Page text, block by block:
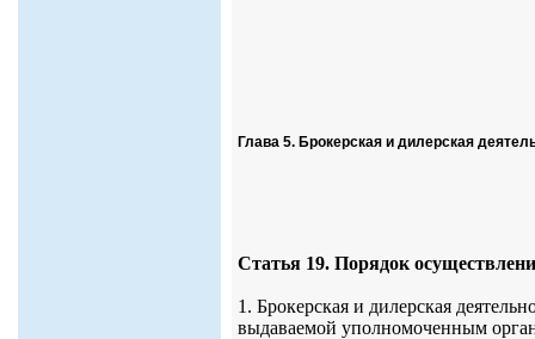
Глава 5. Брокерская и дилерская
Статья 19. Порядок
1. Брокерская и дилерская
выдаваемой уполномоченным